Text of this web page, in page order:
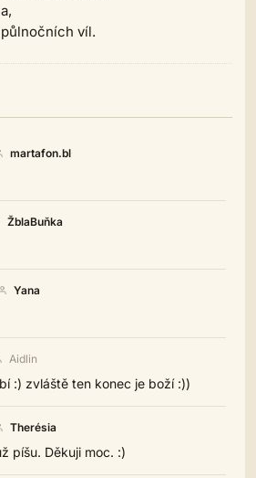
víl.
martafon.bl
ŽblaBuňka
Yana
Aidlin
:) zvláště ten konec je boží :))
Therésia
píšu. Děkuji moc. :)